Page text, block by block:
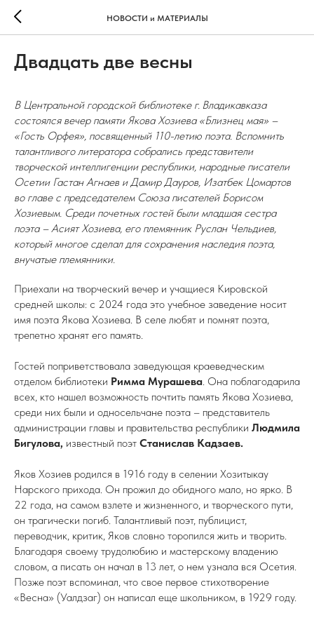
НОВОСТИ и МАТЕРИАЛЫ
Двадцать две весны
В Центральной городской библиотеке г. Владикавказа
состоялся вечер памяти Якова Хозиева «Близнец мая» –
«Гость Орфея», посвященный 110-летию поэта. Вспомнить
талантливого литератора собрались представители
творческой интеллигенции республики, народные писатели
Осетии Гастан Агнаев и Дамир Дауров, Изатбек Цомартов
во главе с председателем Союза писателей Борисом
Хозиевым. Среди почетных гостей были младшая сестра
поэта – Асият Хозиева, его племянник Руслан Чельдиев,
который многое сделал для сохранения наследия поэта,
внучатые племянники.
Приехали на творческий вечер и учащиеся Кировской
средней школы: с 2024 года это учебное заведение носит
имя поэта Якова Хозиева. В селе любят и помнят поэта,
трепетно хранят его память.
Гостей поприветствовала заведующая краеведческим
отделом библиотеки Римма Мурашева. Она поблагодарила
всех, кто нашел возможность почтить память Якова Хозиева,
среди них были и односельчане поэта – представитель
администрации главы и правительства республики Людмила
Бигулова, известный поэт Станислав Кадзаев.
Яков Хозиев родился в 1916 году в селении Хозитыкау
Нарского прихода. Он прожил до обидного мало, но ярко. В
22 года, на самом взлете и жизненного, и творческого пути,
он трагически погиб. Талантливый поэт, публицист,
переводчик, критик, Яков словно торопился жить и творить.
Благодаря своему трудолюбию и мастерскому владению
словом, а писать он начал в 13 лет, о нем узнала вся Осетия.
Позже поэт вспоминал, что свое первое стихотворение
«Весна» (Уалдзаг) он написал еще школьником, в 1929 году.